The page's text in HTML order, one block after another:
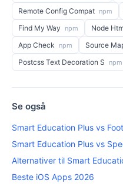
Remote Config Compat npm
Find My Way npm Node
App Check npm Source
Postcss Text Decoration S npm
Se også
Smart Education Plus vs
Smart Education Plus vs
Alternativer til Smart
Beste iOS Apps 2026